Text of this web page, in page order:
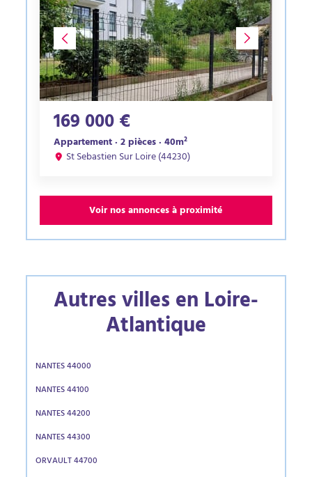
169 000 €
Appartement · 2 pièces · 40m²
St Sebastien Sur Loire (44230)
Voir nos annonces à proximité
Autres villes en Loire-
Atlantique
NANTES 44000
NANTES 44100
NANTES 44200
NANTES 44300
ORVAULT 44700